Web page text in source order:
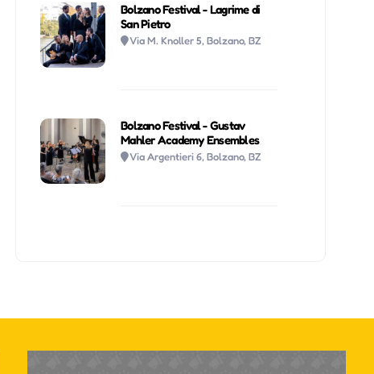
Bolzano Festival - Lagrime di
San Pietro
Via M. Knoller 5, Bolzano, BZ
Bolzano Festival - Gustav
Mahler Academy Ensembles
Via Argentieri 6, Bolzano, BZ